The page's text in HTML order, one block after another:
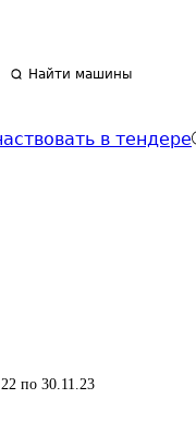
Найти машины
в тендере
по 30.11.23